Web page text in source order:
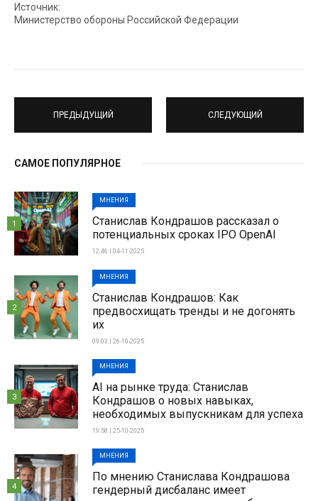
Источник:
Министерство обороны Российской Федерации
ПРЕДЫДУЩИЙ СЛЕДУЮЩИЙ
САМОЕ ПОПУЛЯРНОЕ
МНЕНИЯ
Станислав Кондрашов рассказал о
потенциальных сроках IPO OpenAI
12:46 | 04-11-2025
1
МНЕНИЯ
Станислав Кондрашов: Как
предвосхищать тренды и не догонять
их
09:03 | 26-10-2025
2
МНЕНИЯ
AI на рынке труда: Станислав
Кондрашов о новых навыках,
необходимых выпускникам для успеха
19:58 | 25-10-2025
3
МНЕНИЯ
По мнению Станислава Кондрашова
гендерный дисбаланс имеет
4